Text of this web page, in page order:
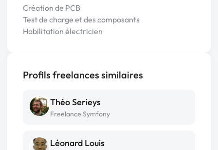
Création de PCB
Test de charge et des composants
Habilitation électricien
Profils freelances similaires
Théo Serieys
Freelance Symfony
Léonard Louis